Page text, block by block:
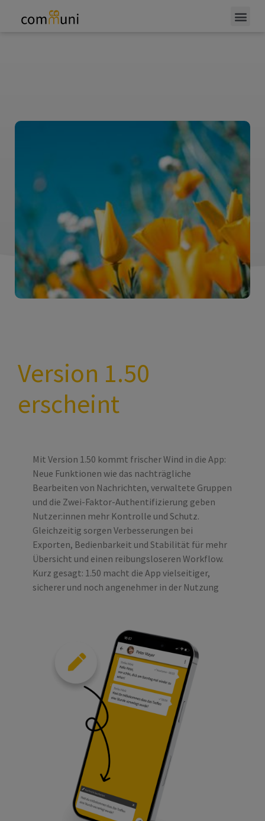
Version 1.50
erscheint
Mit Version 1.50 kommt frischer Wind in die App:
Neue Funktionen wie das nachträgliche
Bearbeiten von Nachrichten, verwaltete Gruppen
und die Zwei-Faktor-Authentifizierung geben
Nutzer:innen mehr Kontrolle und Schutz.
Gleichzeitig sorgen Verbesserungen bei
Exporten, Bedienbarkeit und Stabilität für mehr
Übersicht und einen reibungsloseren Workflow.
Kurz gesagt: 1.50 macht die App vielseitiger,
sicherer und noch angenehmer in der Nutzung